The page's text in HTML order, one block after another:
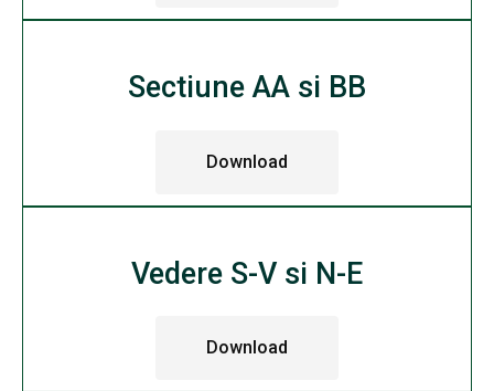
Sectiune AA si BB
Download
Vedere S-V si N-E
Download